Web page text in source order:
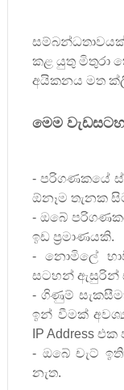
කළ යුතු මිතුරා
අයිකනය මත
මෙම
- පරිගණකයේ
ඕනෑම තැනක
- ඔබේ
ඉඩ ප්‍රමාණයකි.
- නොමිලේ
සටහන් ඇසුරින්
- ගිණුම්
ඉන් වීමක්
IP Address එක
- ඔබේ චැට්
නැත.